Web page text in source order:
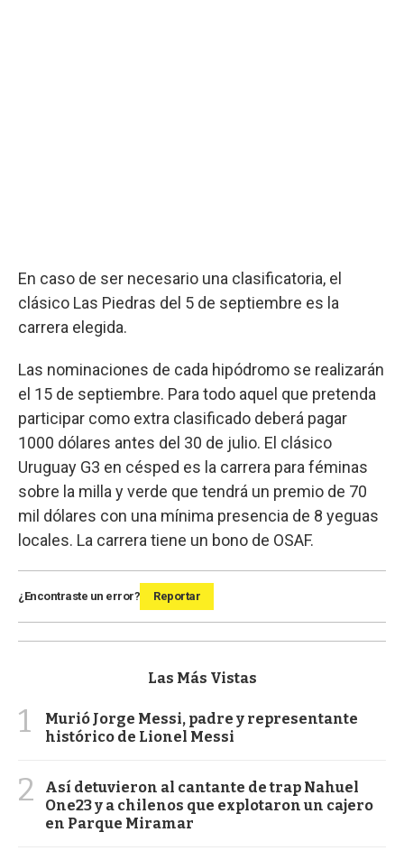
En caso de ser necesario una clasificatoria, el
clásico Las Piedras del 5 de septiembre es la
carrera elegida.
Las nominaciones de cada hipódromo se realizarán
el 15 de septiembre. Para todo aquel que pretenda
participar como extra clasificado deberá pagar
1000 dólares antes del 30 de julio. El clásico
Uruguay G3 en césped es la carrera para féminas
sobre la milla y verde que tendrá un premio de 70
mil dólares con una mínima presencia de 8 yeguas
locales. La carrera tiene un bono de OSAF.
¿Encontraste un error? Reportar
Las Más Vistas
1
Murió Jorge Messi, padre y representante
histórico de Lionel Messi
2
Así detuvieron al cantante de trap Nahuel
One23 y a chilenos que explotaron un cajero
en Parque Miramar